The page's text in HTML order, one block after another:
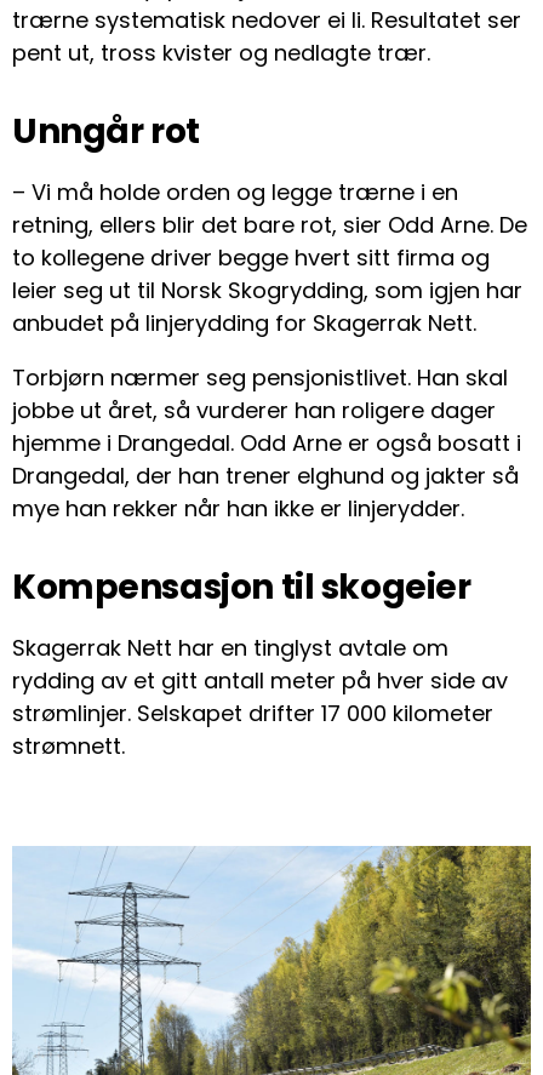
trærne systematisk nedover ei li. Resultatet ser
pent ut, tross kvister og nedlagte trær.
Unngår rot
– Vi må holde orden og legge trærne i en
retning, ellers blir det bare rot, sier Odd Arne. De
to kollegene driver begge hvert sitt firma og
leier seg ut til Norsk Skogrydding, som igjen har
anbudet på linjerydding for Skagerrak Nett.
Torbjørn nærmer seg pensjonistlivet. Han skal
jobbe ut året, så vurderer han roligere dager
hjemme i Drangedal. Odd Arne er også bosatt i
Drangedal, der han trener elghund og jakter så
mye han rekker når han ikke er linjerydder.
Kompensasjon til skogeier
Skagerrak Nett har en tinglyst avtale om
rydding av et gitt antall meter på hver side av
strømlinjer. Selskapet drifter 17 000 kilometer
strømnett.